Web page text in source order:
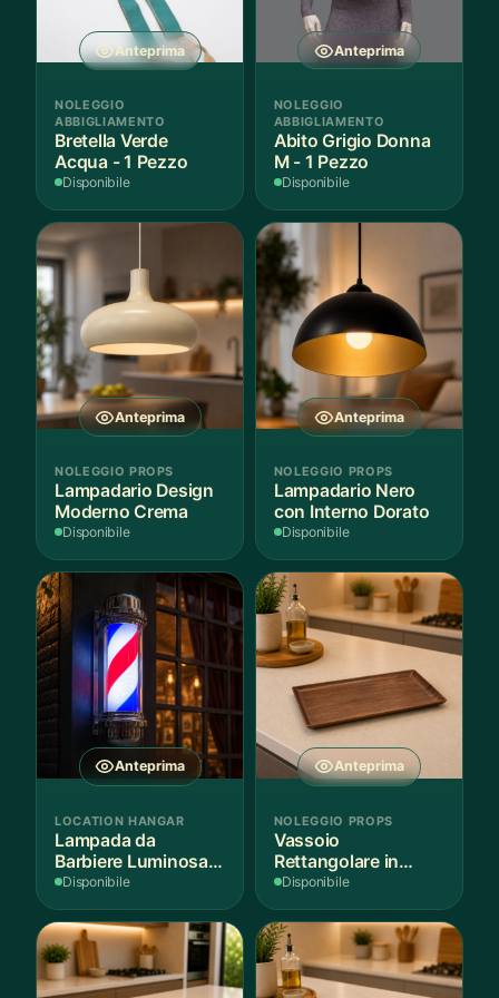
Anteprima
NOLEGGIO
ABBIGLIAMENTO
Bretella Verde
Acqua - 1 Pezzo
Disponibile
Anteprima
NOLEGGIO
ABBIGLIAMENTO
Abito Grigio Donna
M - 1 Pezzo
Disponibile
Anteprima
NOLEGGIO PROPS
Lampadario Design
Moderno Crema
Disponibile
Anteprima
NOLEGGIO PROPS
Lampadario Nero
con Interno Dorato
Disponibile
Anteprima
LOCATION HANGAR
Lampada da
Barbiere Luminosa
Rotante
Disponibile
Anteprima
NOLEGGIO PROPS
Vassoio
Rettangolare in
Legno Scuro
Disponibile